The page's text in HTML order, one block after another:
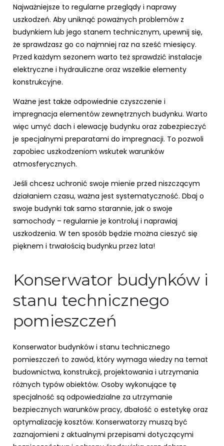
Najważniejsze to regularne przeglądy i naprawy
uszkodzeń. Aby uniknąć poważnych problemów z
budynkiem lub jego stanem technicznym, upewnij się,
że sprawdzasz go co najmniej raz na sześć miesięcy.
Przed każdym sezonem warto też sprawdzić instalacje
elektryczne i hydrauliczne oraz wszelkie elementy
konstrukcyjne.
Ważne jest także odpowiednie czyszczenie i
impregnacja elementów zewnętrznych budynku. Warto
więc umyć dach i elewację budynku oraz zabezpieczyć
je specjalnymi preparatami do impregnacji. To pozwoli
zapobiec uszkodzeniom wskutek warunków
atmosferycznych.
Jeśli chcesz uchronić swoje mienie przed niszczącym
działaniem czasu, ważna jest systematyczność. Dbaj o
swoje budynki tak samo starannie, jak o swoje
samochody – regularnie je kontroluj i naprawiaj
uszkodzenia. W ten sposób będzie można cieszyć się
pięknem i trwałością budynku przez lata!
Konserwator budynków i
stanu technicznego
pomieszczeń
Konserwator budynków i stanu technicznego
pomieszczeń to zawód, który wymaga wiedzy na temat
budownictwa, konstrukcji, projektowania i utrzymania
różnych typów obiektów. Osoby wykonujące tę
specjalność są odpowiedzialne za utrzymanie
bezpiecznych warunków pracy, dbałość o estetykę oraz
optymalizację kosztów. Konserwatorzy muszą być
zaznajomieni z aktualnymi przepisami dotyczącymi